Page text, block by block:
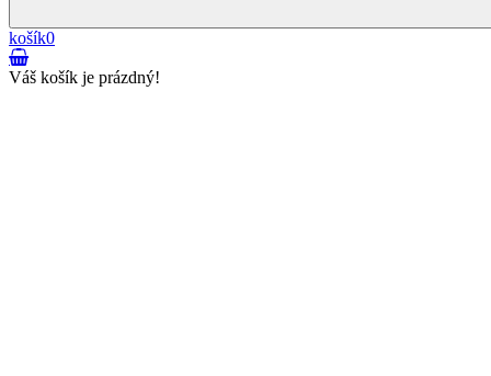
košík0
Váš košík je prázdný!